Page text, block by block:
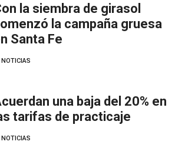
la siembra de girasol
la campaña gruesa
Santa Fe
NOTICIAS
una baja del 20% en
tarifas de practicaje
NOTICIAS